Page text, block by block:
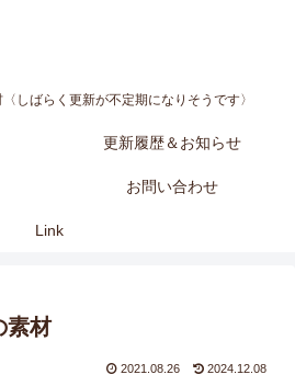
しばらく更新が不定期になりそうです〉
更新履歴＆お知らせ
お問い合わせ
Link
素材
2021.08.26 2024.12.08